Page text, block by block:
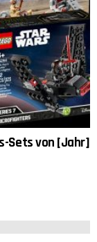
Sets von [Jahr]